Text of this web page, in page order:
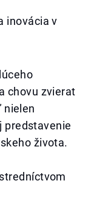
inovácia v
chovu zvierat
nielen
predstavenie
života.